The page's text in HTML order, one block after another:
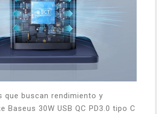
que buscan rendimiento y
Baseus 30W USB QC PD3.0 tipo C